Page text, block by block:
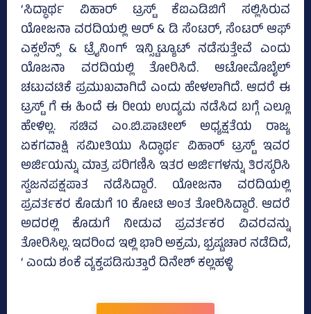
‘ಸಿದ್ಧಾರ್ಥ ವಿಹಾರ್ ಟ್ರಸ್ಟ್ ಕೆಐಎಡಿಬಿಗೆ ಸಲ್ಲಿಸಿರುವ
ಯೋಜನಾ ವರದಿಯಲ್ಲಿ ಆರ್ & ಡಿ ಸೆಂಟರ್, ಸೆಂಟರ್ ಆಫ್
ಎಕ್ಸಲೆನ್ಸ್ & ಟ್ರೈನಿಂಗ್ ಇನ್ಸ್ಟಿಟ್ಯೂಟ್ ನಡೆಸುತ್ತೇವೆ ಎಂದು
ಯೊಜನಾ ವರದಿಯಲ್ಲಿ ತೋರಿಸಿದೆ. ಆಟೋಮೊಬೈಲ್
ಚಟುವಟಿಕೆ ಪ್ರಮುಖವಾಗಿದೆ ಎಂದು ಹೇಳಲಾಗಿದೆ. ಆದರೆ ಈ
ಟ್ರಸ್ಟ್ ಗೆ ಈ ಹಿಂದೆ ಈ ರೀಯ ಉದ್ಯಮ ನಡೆಸಿದ ಬಗ್ಗೆ ಎಲ್ಲೂ
ಹೇಳಿಲ್ಲ. ಸಚಿವ ಎಂ.ಬಿ.ಪಾಟೀಲ್ ಅಧ್ಯಕ್ಷತೆಯ ರಾಜ್ಯ
ಏಕಗವಾಕ್ಷಿ ಸಮೀತಿಯು ಸಿದ್ಧಾರ್ಥ ವಿಹಾರ್ ಟ್ರಸ್ಟ್ ಇವರ
ಅರ್ಜಿಯನ್ನು ಮಾತ್ರ ಪರಿಗಣಿಸಿ ಇತರ ಅರ್ಜಿಗಳನ್ನು ತಿರಸ್ಕರಿಸಿ
ಸ್ವಜನಪಕ್ಷಪಾತ ನಡೆಸಿದ್ದಾರೆ. ಯೋಜನಾ ವರದಿಯಲ್ಲಿ
ಪ್ರವರ್ತಕರ ಕೊಡುಗೆ 10 ಕೋಟಿ ಅಂತ ತೋರಿಸಿದ್ದಾರೆ. ಆದರೆ
ಅದರಲ್ಲಿ ಕೊಡುಗೆ ನೀಡುವ ಪ್ರವರ್ತಕರ ವಿವರವನ್ನು
ತೋರಿಸಿಲ್ಲ. ಇದರಿಂದ ಇಲ್ಲಿ ಭಾರಿ ಅಕ್ರಮ, ಭ್ರಷ್ಟಚಾರ ನಡೆದಿದೆ,
‘ ಎಂದು ಶಂಕೆ ವ್ಯಕ್ತಪಡಿಸುತ್ತಾರೆ ದಿನೇಶ್‌ ಕಲ್ಲಹಳ್ಳಿ